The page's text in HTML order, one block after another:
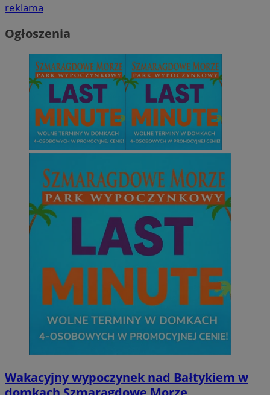
reklama
Ogłoszenia
Wakacyjny wypoczynek nad Bałtykiem w